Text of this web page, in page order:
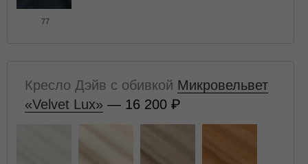
77
Кресло Дэйв с обивкой Микровельвет
«Velvet Lux» — 16 200